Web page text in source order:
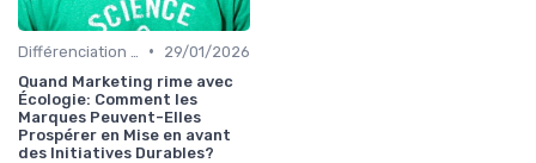
•
29/01/2026
Quand Marketing rime avec
Écologie: Comment les
Marques Peuvent-Elles
Prospérer en Mise en avant
des Initiatives Durables?